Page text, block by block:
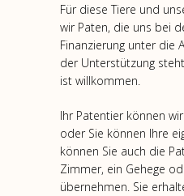
Für diese Tiere und
wir Paten, die uns bei
Finanzierung unter die
der Unterstützung
ist willkommen.
Ihr Patentier können
oder Sie können Ihre
können Sie auch die
Zimmer, ein Gehege
übernehmen. Sie